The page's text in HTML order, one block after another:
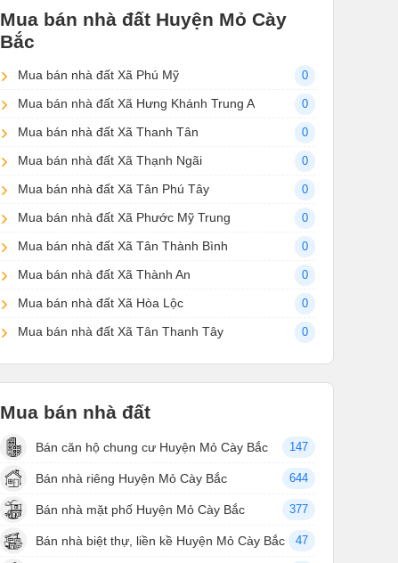
Mua bán nhà đất Huyện Mỏ Cày
Bắc
Mua bán nhà đất Xã Phú Mỹ 0
Mua bán nhà đất Xã Hưng Khánh Trung A 0
Mua bán nhà đất Xã Thanh Tân 0
Mua bán nhà đất Xã Thạnh Ngãi 0
Mua bán nhà đất Xã Tân Phú Tây 0
Mua bán nhà đất Xã Phước Mỹ Trung 0
Mua bán nhà đất Xã Tân Thành Bình 0
Mua bán nhà đất Xã Thành An 0
Mua bán nhà đất Xã Hòa Lộc 0
Mua bán nhà đất Xã Tân Thanh Tây 0
Mua bán nhà đất
Bán căn hộ chung cư Huyện Mỏ Cày Bắc 147
Bán nhà riêng Huyện Mỏ Cày Bắc 644
Bán nhà mặt phố Huyện Mỏ Cày Bắc 377
Bán nhà biệt thự, liền kề Huyện Mỏ Cày Bắc 47